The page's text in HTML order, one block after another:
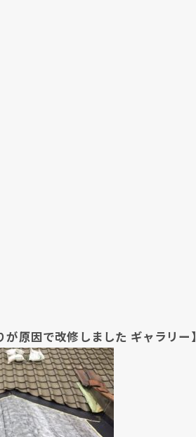
因で改修しました ギャラリー】